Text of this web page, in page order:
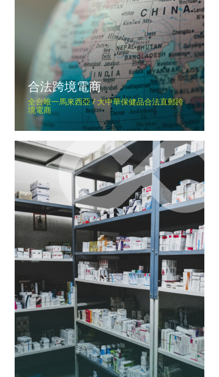
合法跨境電商
全台唯一馬來西亞 / 大中華保健品合法直郵跨
境電商